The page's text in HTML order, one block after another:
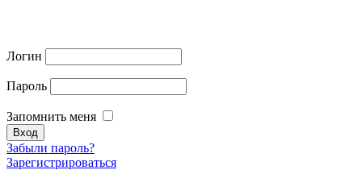
Логин
Пароль
Запомнить меня
Забыли пароль?
Зарегистрироваться